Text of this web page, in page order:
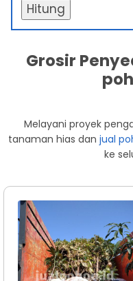
Hitung
Grosir
Melayani proyek
tanaman hias dan jual
ke